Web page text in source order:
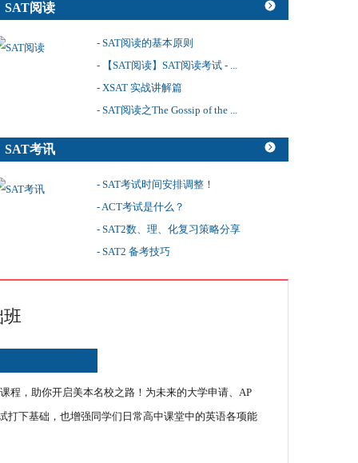
SAT阅读
- SAT阅读的基本原则
- 【SAT阅读】SAT阅读考试 - ...
- XSAT 实战讲解篇
- SAT阅读之The Gossip of the ...
SAT考讯
- SAT考试时间安排调整！
- ACT考试是什么？
- SAT2数、理、化复习策略分享
- ​​SAT2 备考技巧
班
程，助你开启美本名校之路！为未来的大学申请、AP
打下基础，也增强同学们日常高中课堂中的英语各项能